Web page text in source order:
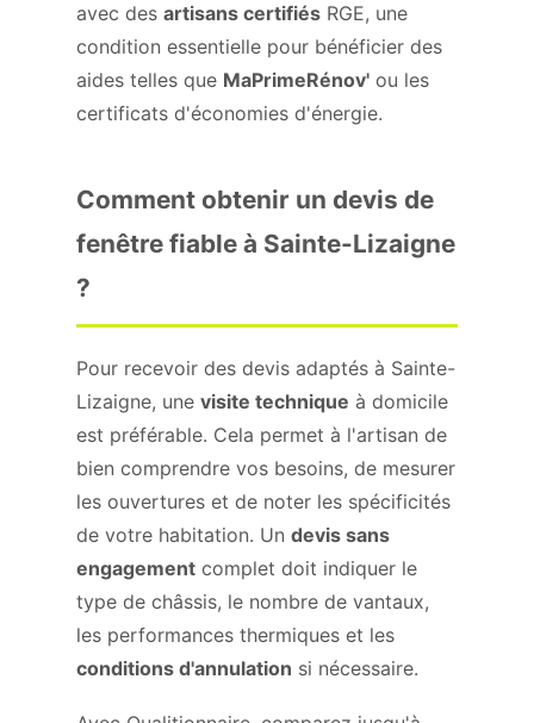
avec des artisans certifiés RGE, une
condition essentielle pour bénéficier des
aides telles que MaPrimeRénov' ou les
certificats d'économies d'énergie.
Comment obtenir un devis de
fenêtre fiable à Sainte-Lizaigne
?
Pour recevoir des devis adaptés à Sainte-
Lizaigne, une visite technique à domicile
est préférable. Cela permet à l'artisan de
bien comprendre vos besoins, de mesurer
les ouvertures et de noter les spécificités
de votre habitation. Un devis sans
engagement complet doit indiquer le
type de châssis, le nombre de vantaux,
les performances thermiques et les
conditions d'annulation si nécessaire.